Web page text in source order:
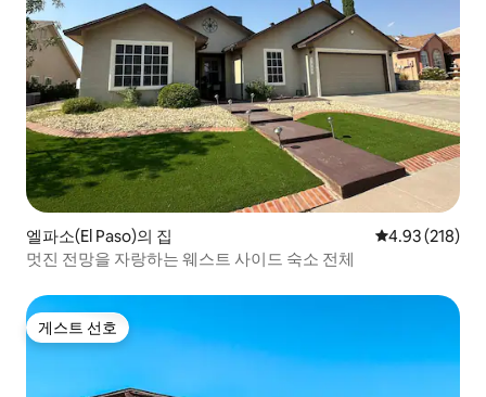
엘파소(El Paso)의 집 평점 4.93점(5
4.93 (218)
멋진 전망을 자랑하는 웨스트 사이드 숙소 전체
게스트 선호
게스트 선호